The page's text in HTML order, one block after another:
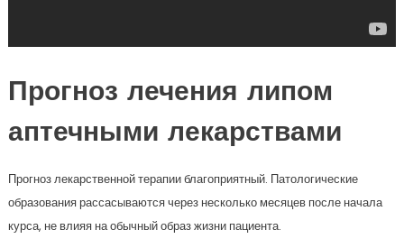
Прогноз лечения липом
аптечными лекарствами
Прогноз лекарственной терапии благоприятный. Патологические
образования рассасываются через несколько месяцев после начала
курса, не влияя на обычный образ жизни пациента.